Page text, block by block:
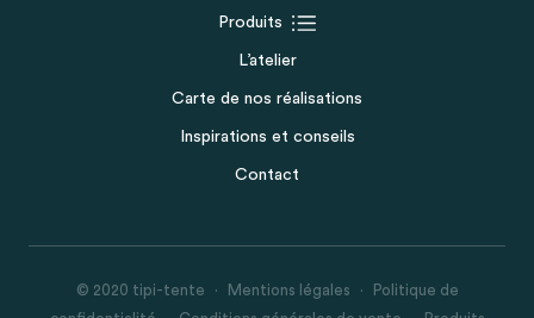
Produits
L’atelier
Carte de nos réalisations
Inspirations et conseils
Contact
© 2020 tipi-tente Mentions légales
Politique de